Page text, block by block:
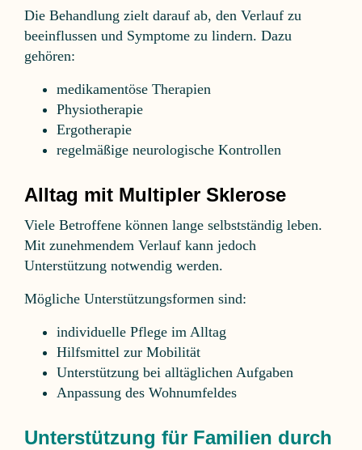
Die Behandlung zielt darauf ab, den Verlauf zu
beeinflussen und Symptome zu lindern. Dazu
gehören:
medikamentöse Therapien
Physiotherapie
Ergotherapie
regelmäßige neurologische Kontrollen
Alltag mit Multipler Sklerose
Viele Betroffene können lange selbstständig leben.
Mit zunehmendem Verlauf kann jedoch
Unterstützung notwendig werden.
Mögliche Unterstützungsformen sind:
individuelle Pflege im Alltag
Hilfsmittel zur Mobilität
Unterstützung bei alltäglichen Aufgaben
Anpassung des Wohnumfeldes
Unterstützung für Familien durch